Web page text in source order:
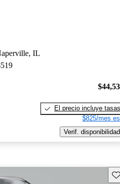
IL
El precio incluye tasas
$825/mes
Verif. disponibilidad